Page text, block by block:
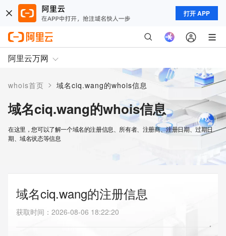
打开 APP
阿里云万网
whois首页 > 域名ciq.wang的whois信息
域名ciq.wang的whois信息
在这里，您可以了解一个域名的注册信息、所有者、注册商、注册日期、过期日
期、域名状态等信息
域名ciq.wang的注册信息
获取时间 ： 2026-08-06 18:22:20